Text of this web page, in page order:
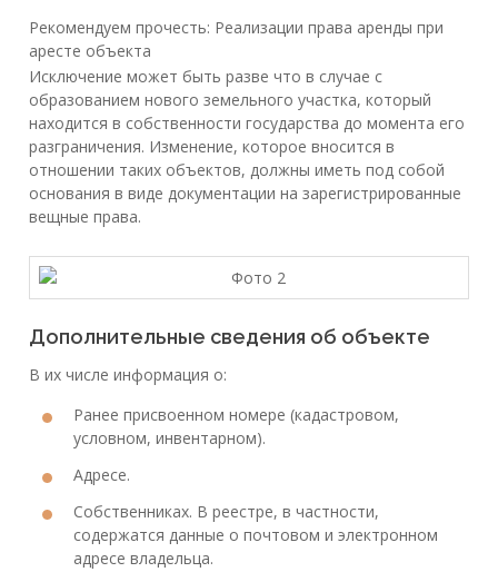
Рекомендуем прочесть: Реализации права аренды при
аресте объекта
Исключение может быть разве что в случае с
образованием нового земельного участка, который
находится в собственности государства до момента его
разграничения. Изменение, которое вносится в
отношении таких объектов, должны иметь под собой
основания в виде документации на зарегистрированные
вещные права.
Дополнительные сведения об объекте
В их числе информация о:
Ранее присвоенном номере (кадастровом,
условном, инвентарном).
Адресе.
Собственниках. В реестре, в частности,
содержатся данные о почтовом и электронном
адресе владельца.